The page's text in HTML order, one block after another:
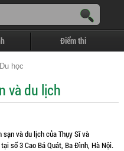
Điểm thi
học
và du lịch
sạn và du lịch của Thụy Sĩ và
số 3 Cao Bá Quát, Ba Đình, Hà Nội.